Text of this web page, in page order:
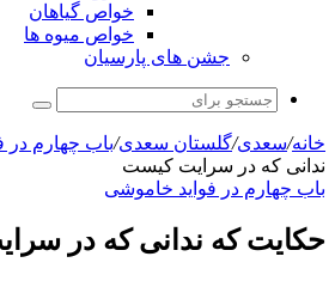
خواص گیاهان
خواص میوه ها
جشن های پارسیان
جستجو
خانه/سعدی/گلستان سعدی/باب چهارم در
ندانى که در سرایت کیست
باب چهارم در فوايد خاموشى
حکایت که ندانى که در